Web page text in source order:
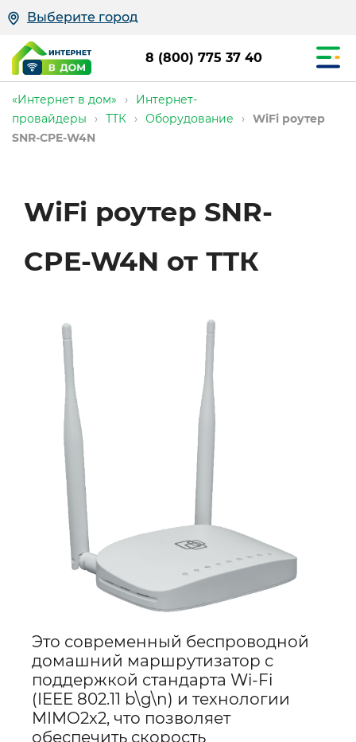
Выберите город
8 (800) 775 37 40
«Интернет в дом» ›
Интернет-
провайдеры
› ТТК › Оборудование ›
WiFi роутер
SNR-CPE-W4N
WiFi роутер SNR-
CPE-W4N от ТТК
чего
нужен
Это современный беспроводной
домашний маршрутизатор с
поддержкой стандарта Wi-Fi
(IEEE 802.11 b\g\n) и технологии
MIMO2x2, что позволяет
обеспечить скорость